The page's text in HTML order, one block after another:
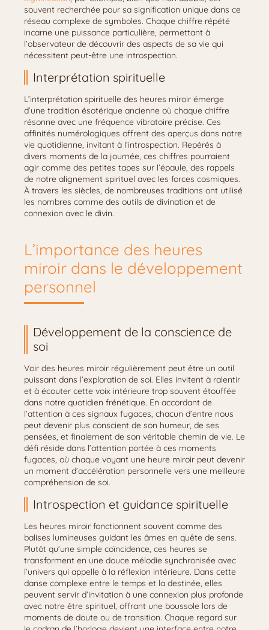
souvent recherchée pour sa signification unique dans ce
réseau complexe de symboles. Chaque chiffre répété
incarne une puissance particulière, permettant à
l’observateur de découvrir des aspects de sa vie qui
nécessitent peut-être une introspection.
Interprétation spirituelle
L’interprétation spirituelle des heures miroir émerge
d’une tradition ésotérique ancienne où chaque chiffre
résonne avec une fréquence vibratoire précise. Ces
affinités numérologiques offrent des aperçus dans notre
vie quotidienne, invitant à l’introspection. Repérés à
divers moments de la journée, ces chiffres pourraient
agir comme des petites tapes sur l’épaule, des rappels
de notre alignement spirituel avec les forces cosmiques.
À travers les siècles, de nombreuses traditions ont utilisé
les nombres comme des outils de divination et de
connexion avec le divin.
L’importance des heures
miroir dans le développement
personnel
Développement de la conscience de
soi
Voir des heures miroir régulièrement peut être un outil
puissant dans l’exploration de soi. Elles invitent à ralentir
et à écouter cette voix intérieure trop souvent étouffée
dans notre quotidien frénétique. En accordant de
l’attention à ces signaux fugaces, chacun d’entre nous
peut devenir plus conscient de son humeur, de ses
pensées, et finalement de son véritable chemin de vie. Le
défi réside dans l’attention portée à ces moments
fugaces, où chaque voyant une heure miroir peut devenir
un moment d’accélération personnelle vers une meilleure
compréhension de soi.
Introspection et guidance spirituelle
Les heures miroir fonctionnent souvent comme des
balises lumineuses guidant les âmes en quête de sens.
Plutôt qu’une simple coïncidence, ces heures se
transforment en une douce mélodie synchronisée avec
l’univers qui appelle à la réflexion intérieure. Dans cette
danse complexe entre le temps et la destinée, elles
peuvent servir d’invitation à une connexion plus profonde
avec notre être spirituel, offrant une boussole lors de
moments de doute ou de transition. Chaque regard sur